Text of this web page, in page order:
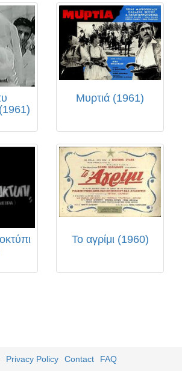
Μυρτιά (1961)
Το αγρίμι (1960)
Privacy Policy Contact FAQ